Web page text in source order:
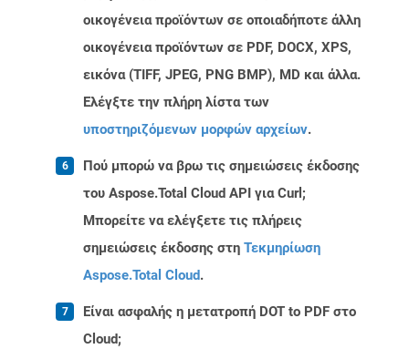
οικογένεια προϊόντων σε οποιαδήποτε άλλη
οικογένεια προϊόντων σε PDF, DOCX, XPS,
εικόνα (TIFF, JPEG, PNG BMP), MD και άλλα.
Ελέγξτε την πλήρη λίστα των
υποστηριζόμενων μορφών αρχείων.
Πού μπορώ να βρω τις σημειώσεις έκδοσης
του Aspose.Total Cloud API για Curl;
Μπορείτε να ελέγξετε τις πλήρεις
σημειώσεις έκδοσης στη Τεκμηρίωση
Aspose.Total Cloud.
Είναι ασφαλής η μετατροπή DOT to PDF στο
Cloud;